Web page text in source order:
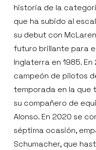
historia de la
que ha subido al
su debut con
futuro brillante para
Inglaterra en 1985.
campeón de pilotos
temporada en la que
su compañero de
Alonso. En 2020 se
séptima ocasión,
Schumacher, que